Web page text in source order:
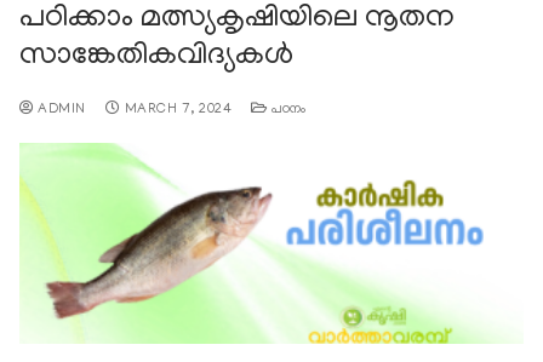
പഠിക്കാം മത്സ്യകൃഷിയിലെ നൂതന
സാങ്കേതികവിദ്യകള്‍
ADMIN MARCH 7, 2024 പഠനം